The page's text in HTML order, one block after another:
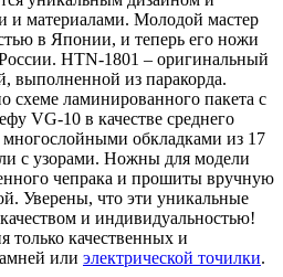
и материалами. Молодой мастер
в Японии, и теперь его ножи
HTN-1801 – оригинальный
выполненной из паракорда.
схеме ламинированного пакета с
VG-10 в качестве среднего
многослойными обкладками из 17
с узорами. Ножны для модели
чепрака и прошиты вручную
Уверены, что эти уникальные
и индивидуальностью!
только качественных и
или электрической точилки.